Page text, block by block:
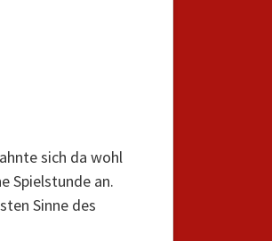
sich da wohl
Spielstunde an.
Sinne des